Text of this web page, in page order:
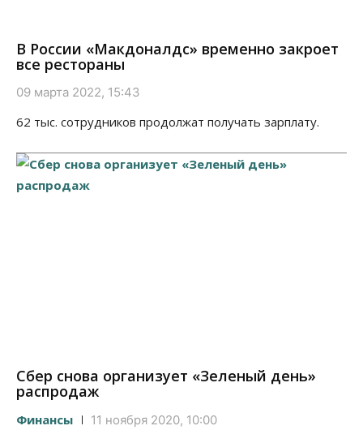
В России «Макдоналдс» временно закроет
все рестораны
09 марта 2022, 15:43
62 тыс. сотрудников продолжат получать зарплату.
Сбер снова организует «Зеленый день»
распродаж
Финансы 11 ноября 2020, 10:00